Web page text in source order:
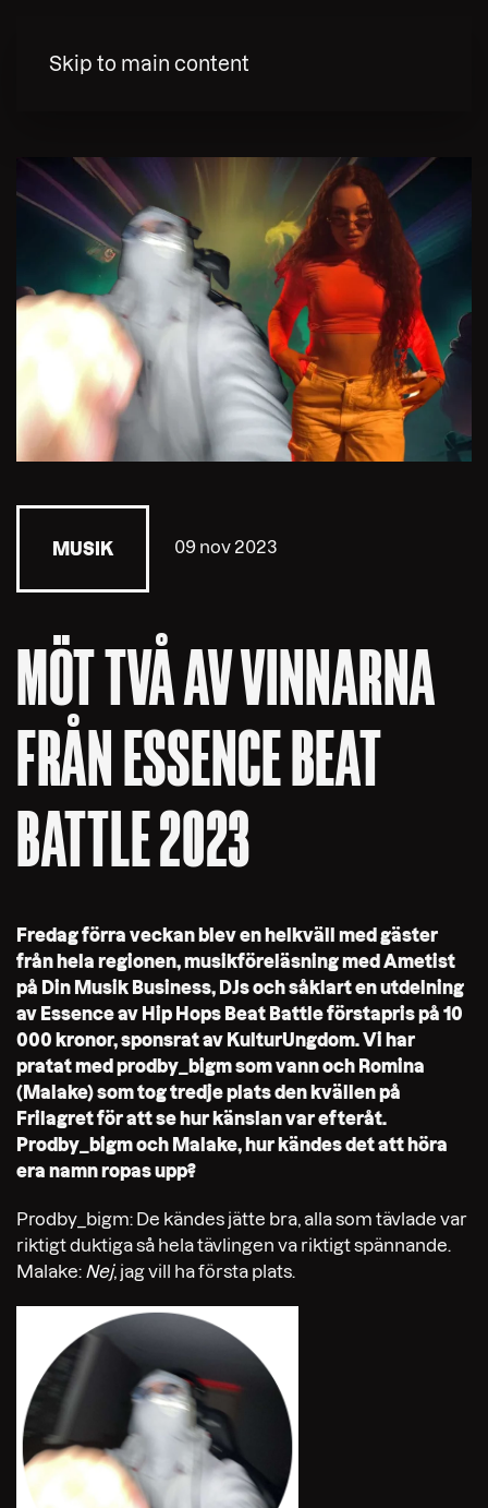
Skip to main content
MUSIK 09 nov 2023
MÖT TVÅ AV VINNARNA
FRÅN ESSENCE BEAT
BATTLE 2023
Fredag förra veckan blev en helkväll med gäster
från hela regionen, musikföreläsning med Ametist
på Din Musik Business, DJs och såklart en utdelning
av Essence av Hip Hops Beat Battle förstapris på 10
000 kronor, sponsrat av KulturUngdom. Vi har
pratat med prodby_bigm som vann och Romina
(Malake) som tog tredje plats den kvällen på
Frilagret för att se hur känslan var efteråt.
Prodby_bigm och Malake, hur kändes det att höra
era namn ropas upp?
Prodby_bigm: De kändes jätte bra, alla som tävlade var
riktigt duktiga så hela tävlingen va riktigt spännande.
Malake: Nej, jag vill ha första plats.